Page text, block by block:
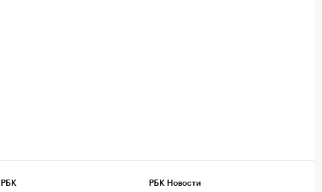
РБК РБК Новости